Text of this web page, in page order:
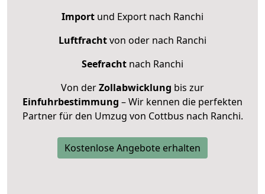
Import und Export nach Ranchi
Luftfrachtvon oder nach Ranchi
Seefracht nach Ranchi
Von derZollabwicklung bis zur
Einfuhrbestimmung – Wir kennen die perfekten
Partner für den Umzug von Cottbus nach Ranchi.
Kostenlose Angebote erhalten